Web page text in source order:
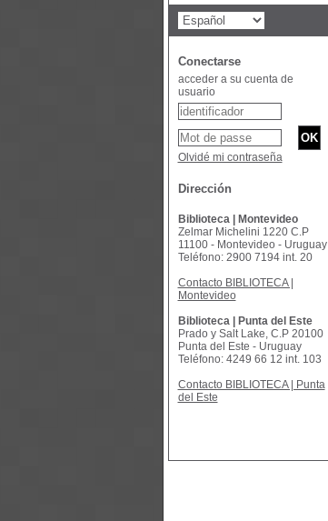
Conectarse
acceder a su cuenta de
usuario
Olvidé mi contraseña
Dirección
Biblioteca | Montevideo
Zelmar Michelini 1220 C.P
11100 - Montevideo - Uruguay
Teléfono: 2900 7194 int. 20
Contacto BIBLIOTECA |
Montevideo
Biblioteca | Punta del Este
Prado y Salt Lake, C.P 20100
Punta del Este - Uruguay
Teléfono: 4249 66 12 int. 103
Contacto BIBLIOTECA | Punta
del Este